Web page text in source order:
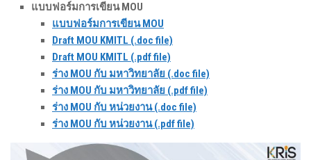
แบบฟอร์มการเขียน MOU
แบบฟอร์มการเขียน MOU
Draft MOU KMITL (.doc file)
Draft MOU KMITL (.pdf file)
ร่าง MOU กับ มหาวิทยาลัย (.doc file)
ร่าง MOU กับ มหาวิทยาลัย (.pdf file)
ร่าง MOU กับ หน่วยงาน (.doc file)
ร่าง MOU กับ หน่วยงาน (.pdf file)